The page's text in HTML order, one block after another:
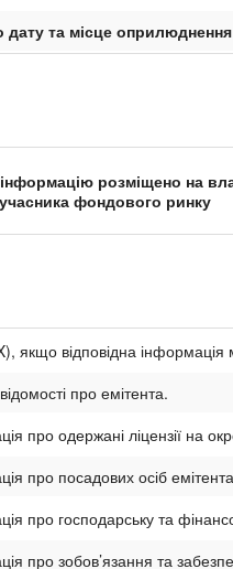
дату та місце оприлюднення
розміщено на
фондового ринку
якщо відповідна інформація
про емітента.
про одержані ліцензії на
про посадових осіб
про господарську та
про зобов’язання та